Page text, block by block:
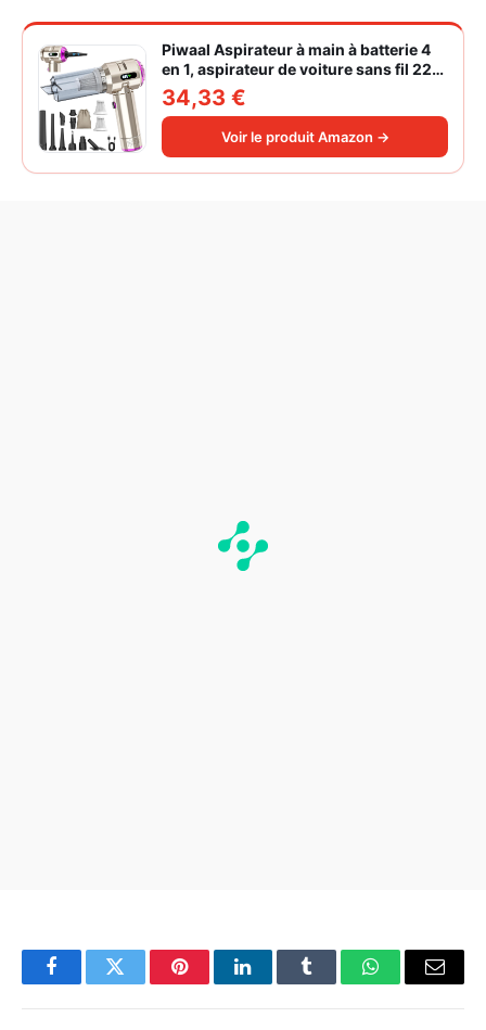
Piwaal Aspirateur à main à batterie 4
en 1, aspirateur de voiture sans fil 22
000 Pa avec moteur sans balais,
souffleur électrique à air comprimé
220 000 tr/min 3 vitesses pour poils
d'animaux
34,33 €
Voir le produit Amazon →
FacebookTwitter PinterestLinkedInTumblr WhatsAppEmail